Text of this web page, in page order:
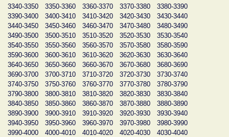
3340-3350
3350-3360 3360-3370 3370-3380
3380-3390
3390-3400
3400-3410 3410-3420 3420-3430
3430-3440
3440-3450
3450-3460 3460-3470 3470-3480
3480-3490
3490-3500
3500-3510 3510-3520 3520-3530
3530-3540
3540-3550
3550-3560 3560-3570 3570-3580
3580-3590
3590-3600
3600-3610 3610-3620 3620-3630
3630-3640
3640-3650
3650-3660 3660-3670 3670-3680
3680-3690
3690-3700
3700-3710 3710-3720 3720-3730
3730-3740
3740-3750
3750-3760 3760-3770 3770-3780
3780-3790
3790-3800
3800-3810 3810-3820 3820-3830
3830-3840
3840-3850
3850-3860 3860-3870 3870-3880
3880-3890
3890-3900
3900-3910 3910-3920 3920-3930
3930-3940
3940-3950
3950-3960 3960-3970 3970-3980
3980-3990
3990-4000
4000-4010 4010-4020 4020-4030
4030-4040